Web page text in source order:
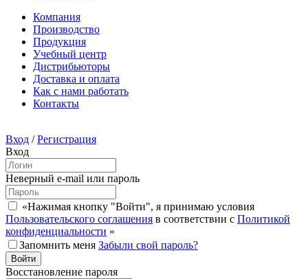
Компания
Производство
Продукция
Учебный центр
Дистрибьюторы
Доставка и оплата
Как с нами работать
Контакты
Вход / Регистрация
Вход
Неверный e-mail или пароль
«Нажимая кнопку "Войти", я принимаю условия
Пользовательского соглашения в соответствии с Политикой
конфиденциальности »
Запомнить меня Забыли свой пароль?
Восстановление пароля